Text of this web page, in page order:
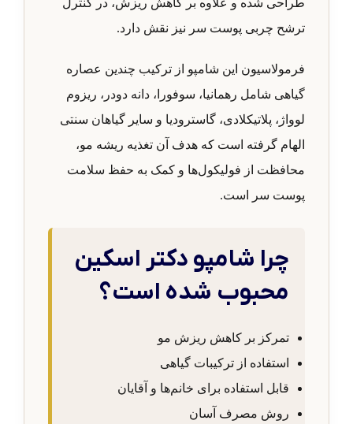
ترشح چربی پوست سر نیز نقش دارد.
فرمولاسیون این شامپو از ترکیب چندین عصاره
گیاهی شامل رهمانیا، سوفورا، دانه دودر، ریزوم
لوواژ، پلاتیکلادی، گاسترودیا و سایر گیاهان سنتی
الهام گرفته است که هدف آن تغذیه ریشه مو،
محافظت از فولیکول‌ها و کمک به حفظ سلامت
پوست سر است.
چرا شامپو دکتر اسکین
محبوب شده است؟
تمرکز بر کاهش ریزش مو
استفاده از ترکیبات گیاهی
قابل استفاده برای خانم‌ها و آقایان
روش مصرف آسان